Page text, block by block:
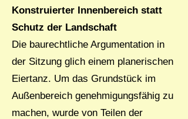
Konstruierter Innenbereich statt
Schutz der Landschaft
Die baurechtliche Argumentation in
der Sitzung glich einem planerischen
Eiertanz. Um das Grundstück im
Außenbereich genehmigungsfähig zu
machen, wurde von Teilen der